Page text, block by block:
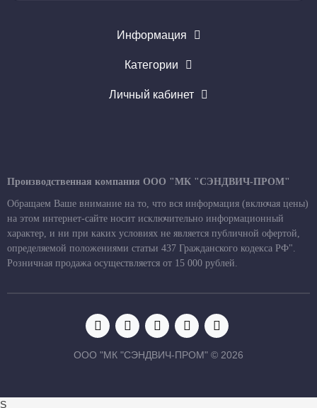
Информация
Категории
Личный кабинет
Производственная компания ООО "МК "СЭНДВИЧ-ПРОМ"
Обращаем Ваше внимание на то, что вся информация (включая цены)
на этом интернет-сайте носит исключительно информационный
характер, и ни при каких условиях не является публичной офертой,
определяемой положениями статьи 437 Гражданского кодекса РФ".
Розничная продажа осуществляется от 15 000 рублей.
ООО "МК "СЭНДВИЧ-ПРОМ" © 2026
S